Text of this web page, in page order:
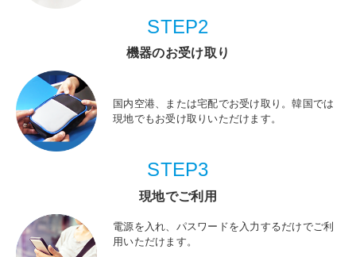
STEP2
機器のお受け取り
国内空港、または宅配でお受け取り。韓国では
現地でもお受け取りいただけます。
STEP3
現地でご利用
電源を入れ、パスワードを入力するだけでご利
用いただけます。